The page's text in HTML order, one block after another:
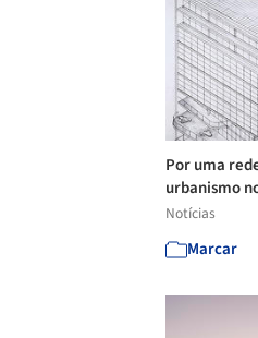
Por uma
urbanismo
Notícias
Marcar